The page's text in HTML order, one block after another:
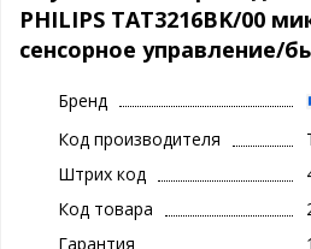
PHILIPS TAT3216BK/00
сенсорное управление/
Бренд
Код производителя
Штрих код
Код товара
Гарантия